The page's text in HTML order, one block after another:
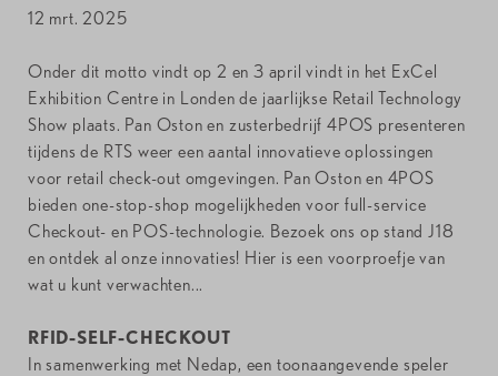
12 mrt. 2025
Onder dit motto vindt op 2 en 3 april vindt in het ExCel
Exhibition Centre in Londen de jaarlijkse Retail Technology
Show plaats. Pan Oston en zusterbedrijf 4POS presenteren
tijdens de RTS weer een aantal innovatieve oplossingen
voor retail check-out omgevingen. Pan Oston en 4POS
bieden one-stop-shop mogelijkheden voor full-service
Checkout- en POS-technologie. Bezoek ons op stand J18
en ontdek al onze innovaties! Hier is een voorproefje van
wat u kunt verwachten...
RFID-SELF-CHECKOUT
In samenwerking met Nedap, een toonaangevende speler